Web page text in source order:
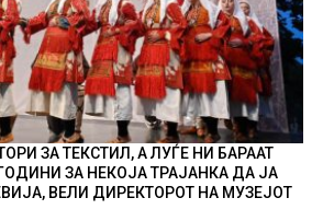
ЗА ТЕКСТИЛ, А ЛУЃЕ НИ БАРААТ
ЗА НЕКОЈА ТРАЈАНКА ДА ЈА
ВЕЛИ ДИРЕКТОРОТ НА МУЗЕЈОТ